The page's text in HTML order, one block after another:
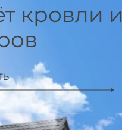
кровли и